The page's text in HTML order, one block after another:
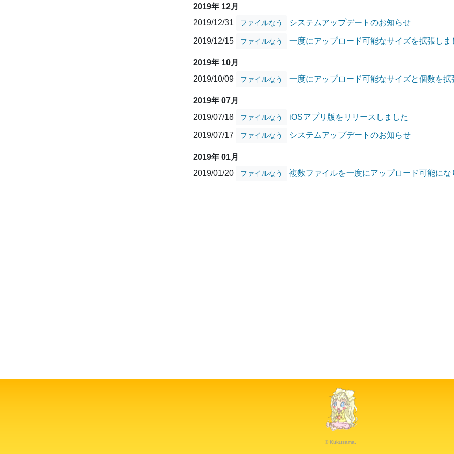
2019年 12月
2019/12/31
ファイルなう システムアップデートのお知らせ
2019/12/15 ファイルなう 一度にアップロード可能なサイズを拡張しま
2019年 10月
2019/10/09
ファイルなう 一度にアップロード可能なサイズと個数を拡
2019年 07月
2019/07/18
ファイルなう iOSアプリ版をリリースしました
2019/07/17 ファイルなう システムアップデートのお知らせ
2019年 01月
2019/01/20
ファイルなう 複数ファイルを一度にアップロード可能にな
© Kukusama.